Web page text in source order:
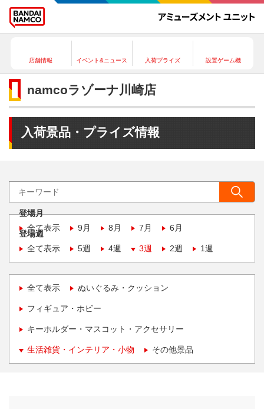
店舗情報 イベント&ニュース 入荷プライズ 設置ゲーム機
namcoラゾーナ川崎店
入荷景品・プライズ情報
登場月
全て表示
9月 8月 7月 6月
登場週
全て表示
5週 4週 3週 2週 1週
全て表示 ぬいぐるみ・クッション
フィギュア・ホビー
キーホルダー・マスコット・アクセサリー
生活雑貨・インテリア・小物 その他景品